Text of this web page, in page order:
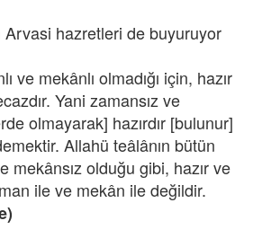
hazretleri de buyuruyor
ve mekânlı olmadığı için, hazır
Yani zamansız ve
olmayarak] hazırdır [bulunur]
Allahü teâlânın bütün
mekânsız olduğu gibi, hazır ve
ile ve mekân ile değildir.